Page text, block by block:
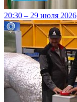
20:30 – 29 июля 2026